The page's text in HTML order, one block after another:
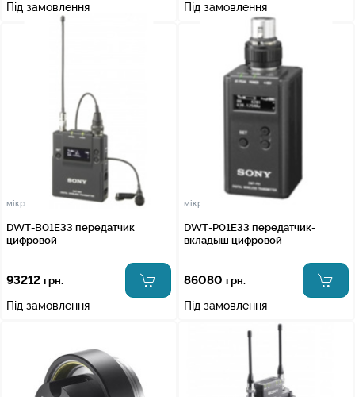
Під замовлення Під замовлення
мікрофонні радіосистеми
DWT-B01E33 передатчик
цифровой
93212 грн.
Під замовлення
мікрофонні радіосистеми
DWT-P01E33 передатчик-
вкладыш цифровой
86080 грн.
Під замовлення